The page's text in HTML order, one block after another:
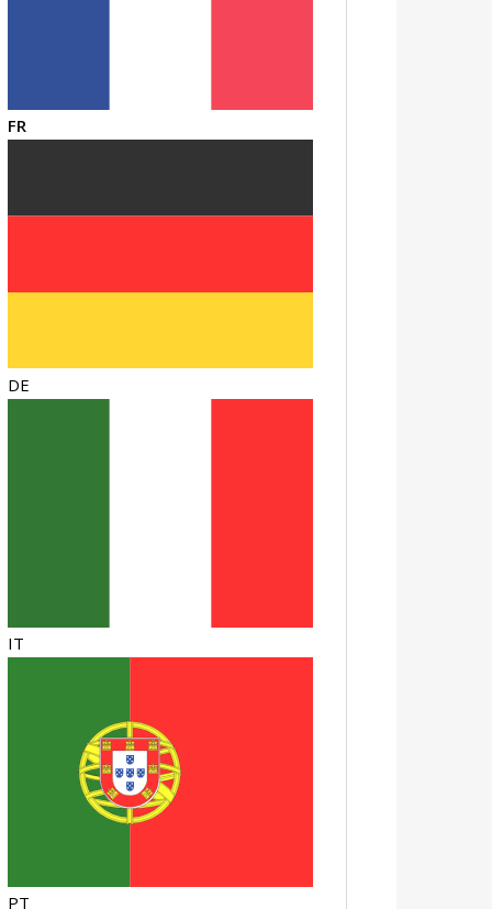
FR
DE
IT
PT